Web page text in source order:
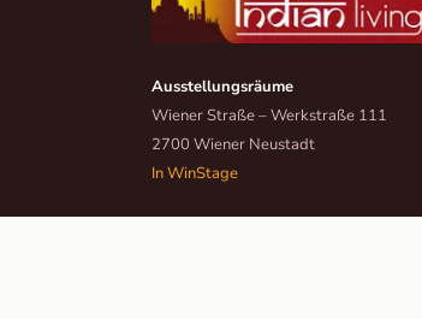
Ausstellungsräume
Wiener Straße – Werkstraße 111
2700 Wiener Neustadt
In WinStage